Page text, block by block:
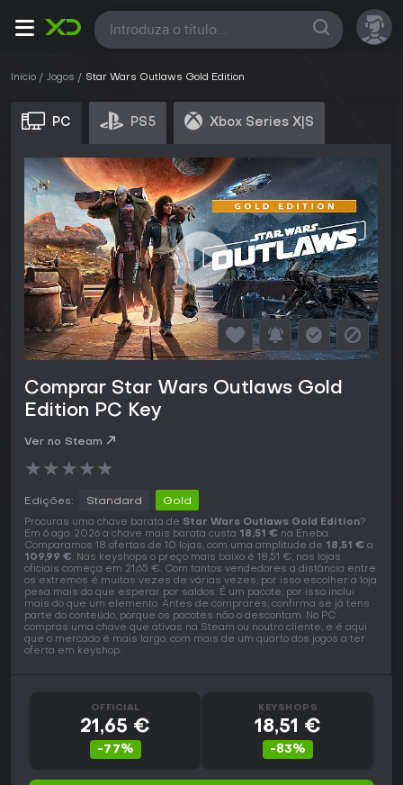
Todas
Início Jogos Star Wars Outlaws Gold Edition
PC PS5 Xbox Series X|S
Comprar Star Wars Outlaws Gold
Edition PC Key
Ver no Steam
★★★★★
Edições: Standard Gold
Procuras uma chave barata de Star Wars Outlaws Gold Edition?
Em 6 ago. 2026 a chave mais barata custa 18,51 € na Eneba.
Comparamos 18 ofertas de 10 lojas, com uma amplitude de 18,51 € a
109,99 €. Nas keyshops o preço mais baixo é 18,51 €, nas lojas
oficiais começa em 21,65 €. Com tantos vendedores a distância entre
os extremos é muitas vezes de várias vezes, por isso escolher a loja
pesa mais do que esperar por saldos. É um pacote, por isso inclui
mais do que um elemento. Antes de comprares, confirma se já tens
parte do conteúdo, porque os pacotes não o descontam. No PC
compras uma chave que ativas na Steam ou noutro cliente, e é aqui
que o mercado é mais largo, com mais de um quarto dos jogos a ter
oferta em keyshop.
OFFICIAL
21,65 €
-77%
KEYSHOPS
18,51 €
-83%